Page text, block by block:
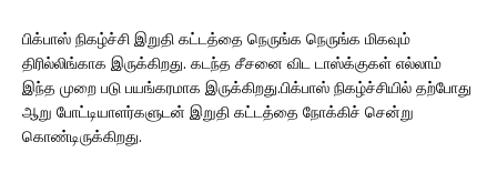
பிக்பாஸ் நிகழ்ச்சி இறுதி கட்டத்தை நெருங்க நெருங்க மிகவும்
திரில்லிங்காக இருக்கிறது. கடந்த சீசனை விட டாஸ்க்குகள் எல்லாம்
இந்த முறை படு பயங்கரமாக இருக்கிறது.பிக்பாஸ் நிகழ்ச்சியில் தற்போது
ஆறு போட்டியாளர்களுடன் இறுதி கட்டத்தை நோக்கிச் சென்று
கொண்டிருக்கிறது.